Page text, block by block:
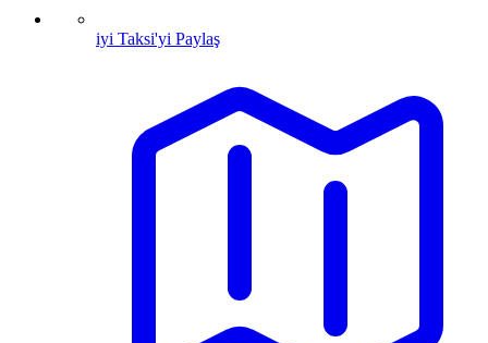
iyi Taksi'yi Paylaş